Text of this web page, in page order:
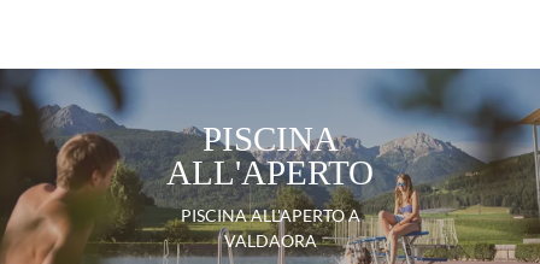
PISCINA
ALL'APERTO
PISCINA ALL'APERTO A
VALDAORA